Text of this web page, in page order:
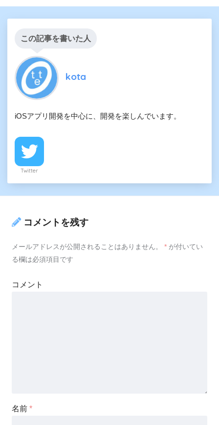
この記事を書いた人
kota
iOSアプリ開発を中心に、開発を楽しんでいます。
Twitter
コメントを残す
メールアドレスが公開されることはありません。 * が付いてい
る欄は必須項目です
コメント
名前 *